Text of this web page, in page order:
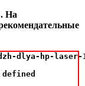
На
hp-laser-